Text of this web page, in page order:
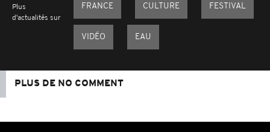
Plus
d'actualités sur
FRANCE CULTURE FESTIVAL
VIDÉO EAU
PLUS DE NO COMMENT